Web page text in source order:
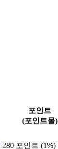
포인트
(포인트몰)
280 포인트 (1%)